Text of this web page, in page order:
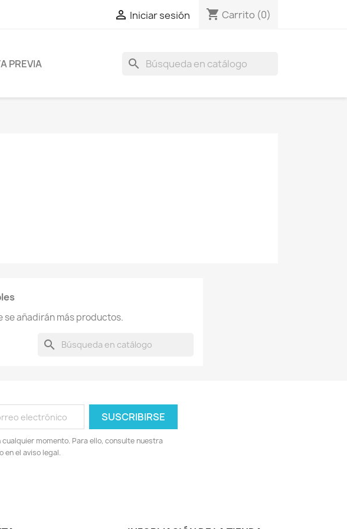
 Iniciar sesión shopping_cart Carrito (0)
PREVIA search
se añadirán más productos.
search
momento. Para ello, consulte nuestra
en el aviso legal.